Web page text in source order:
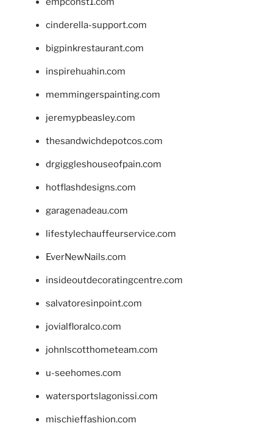
cinderella-support.com
bigpinkrestaurant.com
inspirehuahin.com
memmingerspainting.com
jeremypbeasley.com
thesandwichdepotcos.com
drgiggleshouseofpain.com
hotflashdesigns.com
garagenadeau.com
lifestylechauffeurservice.com
EverNewNails.com
insideoutdecoratingcentre.com
salvatoresinpoint.com
jovialfloralco.com
johnlscotthometeam.com
u-seehomes.com
watersportslagonissi.com
mischieffashion.com